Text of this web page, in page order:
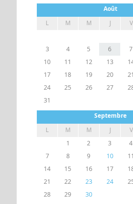
Août
L
M M J V
3
4 5 6 7
10
11 12 13
17
18 19 20 21
24
25 26 27
31
Septembre
L
M M J V
1
2 3 4
7
8 9 10 11
14
15 16 17
21
22 23 24
28
29
30